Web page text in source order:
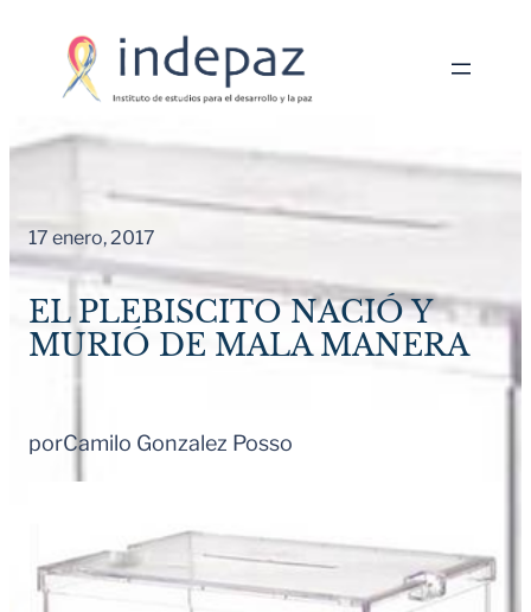
17 enero, 2017
EL PLEBISCITO NACIÓ Y
MURIÓ DE MALA MANERA
porCamilo Gonzalez Posso